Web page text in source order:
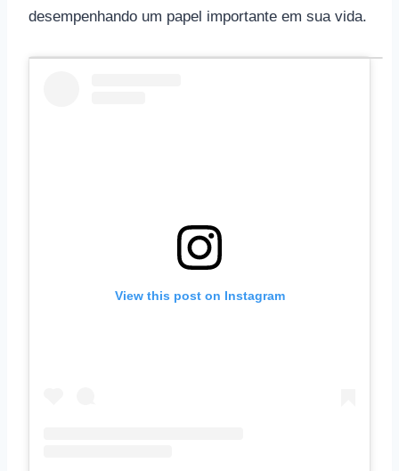
desempenhando um papel importante em sua vida.
View this post on Instagram